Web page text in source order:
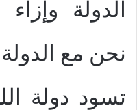
الدولة
نحن مع
تسود دولة